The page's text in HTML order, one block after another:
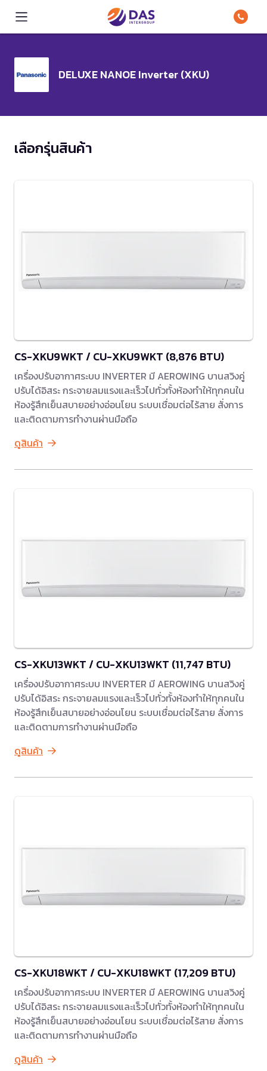
DELUXE NANOE Inverter (XKU)
เลือกรุ่นสินค้า
CS-XKU9WKT / CU-XKU9WKT (8,876 BTU)
เครื่องปรับอากาศระบบ INVERTER มี AEROWING บานสวิงคู่
ปรับได้อิสระ กระจายลมแรงและเร็วไปทั่วทั้งห้องทำให้ทุกคนใน
ห้องรู้สึกเย็นสบายอย่างอ่อนโยน ระบบเชื่อมต่อไร้สาย สั่งการ
และติดตามการทำงานผ่านมือถือ
ดูสินค้า
CS-XKU13WKT / CU-XKU13WKT (11,747 BTU)
เครื่องปรับอากาศระบบ INVERTER มี AEROWING บานสวิงคู่
ปรับได้อิสระ กระจายลมแรงและเร็วไปทั่วทั้งห้องทำให้ทุกคนใน
ห้องรู้สึกเย็นสบายอย่างอ่อนโยน ระบบเชื่อมต่อไร้สาย สั่งการ
และติดตามการทำงานผ่านมือถือ
ดูสินค้า
CS-XKU18WKT / CU-XKU18WKT (17,209 BTU)
เครื่องปรับอากาศระบบ INVERTER มี AEROWING บานสวิงคู่
ปรับได้อิสระ กระจายลมแรงและเร็วไปทั่วทั้งห้องทำให้ทุกคนใน
ห้องรู้สึกเย็นสบายอย่างอ่อนโยน ระบบเชื่อมต่อไร้สาย สั่งการ
และติดตามการทำงานผ่านมือถือ
ดูสินค้า